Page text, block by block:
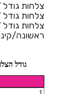
צלחות גודל “10( כ-25 ס”מ ) למנה
צלחות גודל “9 ( כ- 20 ס”מ ) למנת
ראשונה/
גודל